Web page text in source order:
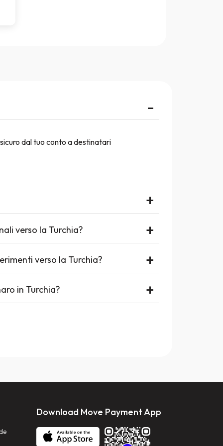
-
dal tuo conto a destinatari
+
verso la Turchia? +
verso la Turchia? +
in Turchia? +
Download Move Payment App